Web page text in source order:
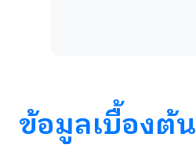
ข้อมูลเบื้องต้น